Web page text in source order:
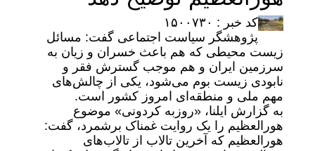
کد خبر : ۱۵۰۰۷۳۰
پژوهشگر سیاست اجتماعی گفت: مسائل
زیست محیطی که هم باعث خسران و زیان به
سرزمین ایران و هم موجب گسترش فقر و
نابودی زیست بوم می‌شود، یکی از چالش‌های
مهم ملی و منطقه‌ای امروز کشور است.
به گزارش ایلنا، «روزبه کردونی» موضوع
هورالعظیم را یک روایت غمناک برشمرد، گفت:
هورالعظیم که آخرین تالاب از تالاب‌های